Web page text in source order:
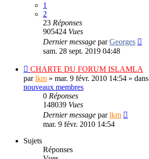
1
2
23 Réponses
905424 Vues
Dernier message parGeorges
sam. 28 sept. 2019 04:48
CHARTE DU FORUM ISLAMLA
parlkm » mar. 9 févr. 2010 14:54 » dans
nouveaux membres
0 Réponses
148039 Vues
Dernier message parlkm
mar. 9 févr. 2010 14:54
Sujets
Réponses